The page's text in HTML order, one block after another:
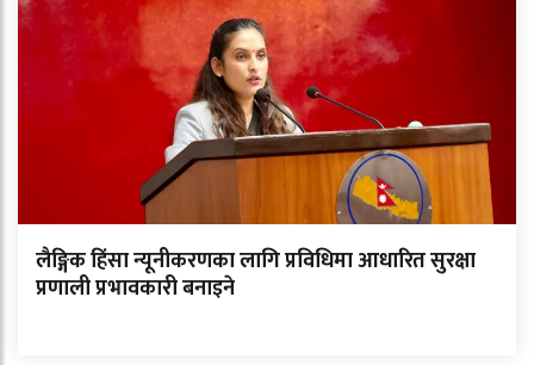
लैङ्गिक हिंसा न्यूनीकरणका लागि प्रविधिमा आधारित सुरक्षा
प्रणाली प्रभावकारी बनाइने